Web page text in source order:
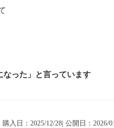
なった」と言っています
購入日：2025/12/28| 公開日：2026/